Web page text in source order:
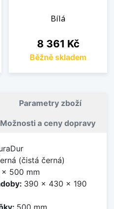
Bílá
Cena
8 361 Kč
Běžně skladem
Parametry zboží
Možnosti a ceny dopravy
(čistá černá)
500 mm
390 x 430 x 190
500 mm